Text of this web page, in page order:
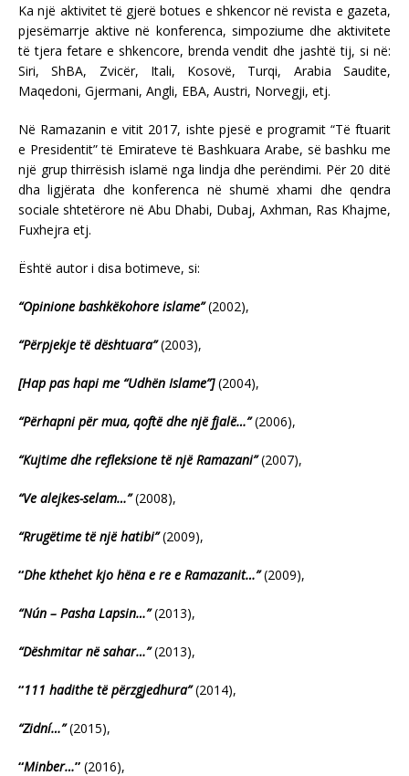
Ka një aktivitet të gjerë botues e shkencor në revista e gazeta,
pjesëmarrje aktive në konferenca, simpoziume dhe aktivitete
të tjera fetare e shkencore, brenda vendit dhe jashtë tij, si në:
Siri, ShBA, Zvicër, Itali, Kosovë, Turqi, Arabia Saudite,
Maqedoni, Gjermani, Angli, EBA, Austri, Norvegji, etj.
Në Ramazanin e vitit 2017, ishte pjesë e programit “Të ftuarit
e Presidentit” të Emirateve të Bashkuara Arabe, së bashku me
një grup thirrësish islamë nga lindja dhe perëndimi. Për 20 ditë
dha ligjërata dhe konferenca në shumë xhami dhe qendra
sociale shtetërore në Abu Dhabi, Dubaj, Axhman, Ras Khajme,
Fuxhejra etj.
Është autor i disa botimeve, si:
“Opinione bashkëkohore islame”(2002),
“Përpjekje të dështuara”(2003),
[Hap pas hapi me “Udhën Islame”] (2004),
“Përhapni për mua, qoftë dhe një fjalë…”(2006),
“Kujtime dhe refleksione të një Ramazani”(2007),
“Ve alejkes-selam…”(2008),
“Rrugëtime të një hatibi”(2009),
“Dhe kthehet kjo hëna e re e Ramazanit…”(2009),
“Nún – Pasha Lapsin…”(2013),
“Dëshmitar në sahar…”(2013),
“111 hadithe të përzgjedhura” (2014),
“Zidní…”(2015),
“Minber…” (2016),